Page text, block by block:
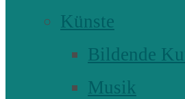
Künste
Bildende
Musik